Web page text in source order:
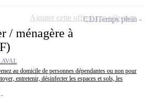
/ ménagère à
au domicile de personnes dépendantes ou non pour
entretenir, désinfecter les espaces et sols, les
CDITemps plein
Ajouter cette offre à ma sélection